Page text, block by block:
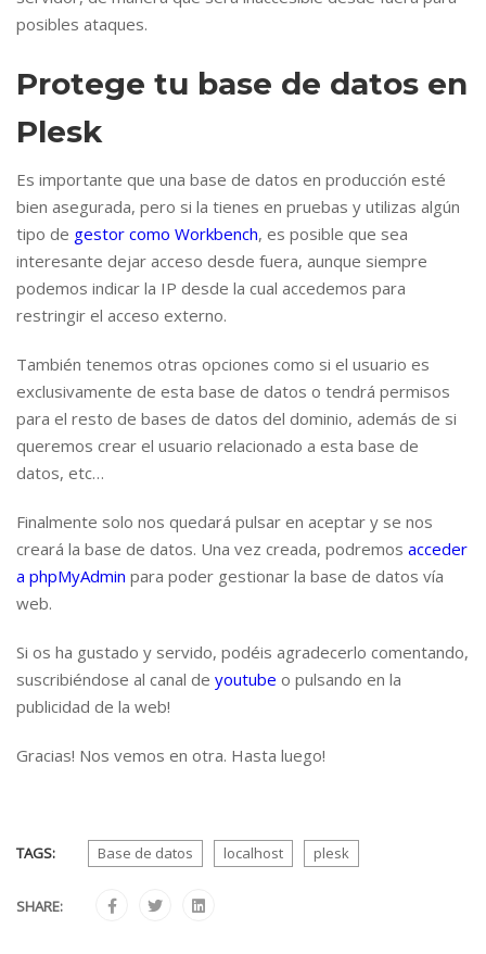
posibles ataques.
Protege tu base de datos en
Plesk
Es importante que una base de datos en producción esté
bien asegurada, pero si la tienes en pruebas y utilizas algún
tipo de gestor como Workbench, es posible que sea
interesante dejar acceso desde fuera, aunque siempre
podemos indicar la IP desde la cual accedemos para
restringir el acceso externo.
También tenemos otras opciones como si el usuario es
exclusivamente de esta base de datos o tendrá permisos
para el resto de bases de datos del dominio, además de si
queremos crear el usuario relacionado a esta base de
datos, etc…
Finalmente solo nos quedará pulsar en aceptar y se nos
creará la base de datos. Una vez creada, podremos acceder
a phpMyAdmin para poder gestionar la base de datos vía
web.
Si os ha gustado y servido, podéis agradecerlo comentando,
suscribiéndose al canal de youtube o pulsando en la
publicidad de la web!
Gracias! Nos vemos en otra. Hasta luego!
TAGS: Base de datos localhost plesk
SHARE: